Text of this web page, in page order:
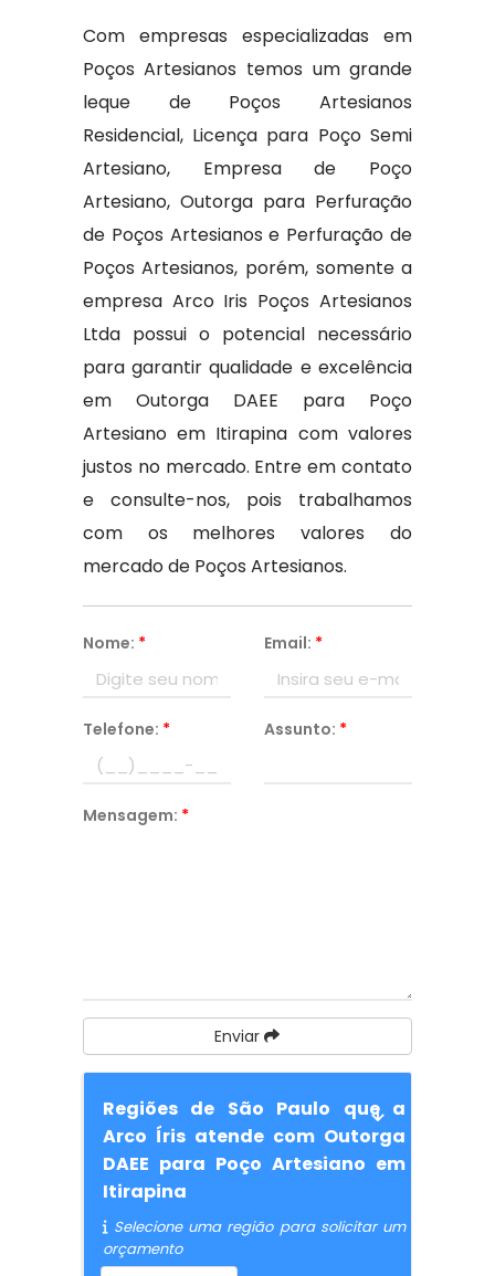
Com empresas especializadas em
Poços Artesianos temos um grande
leque de Poços Artesianos
Residencial, Licença para Poço Semi
Artesiano, Empresa de Poço
Artesiano, Outorga para Perfuração
de Poços Artesianos e Perfuração de
Poços Artesianos, porém, somente a
empresa Arco Iris Poços Artesianos
Ltda possui o potencial necessário
para garantir qualidade e excelência
em Outorga DAEE para Poço
Artesiano em Itirapina com valores
justos no mercado. Entre em contato
e consulte-nos, pois trabalhamos
com os melhores valores do
mercado de Poços Artesianos.
Nome: * Email: *
Telefone: * Assunto: *
Mensagem: *
Enviar
Regiões de São Paulo que a
Arco Íris atende com Outorga
DAEE para Poço Artesiano em
Itirapina
Selecione uma região para solicitar um
orçamento